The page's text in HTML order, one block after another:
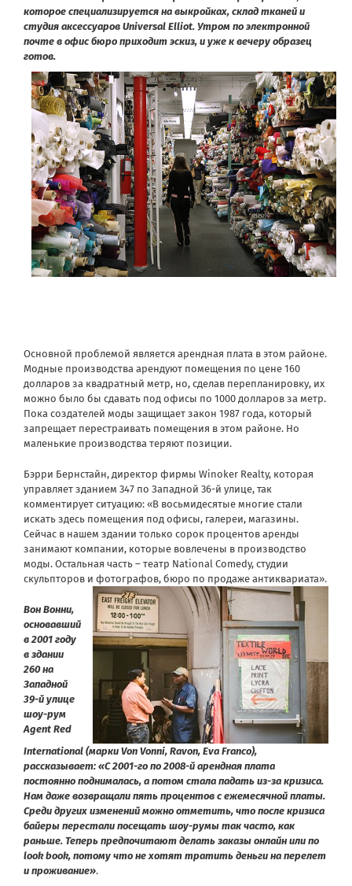
которое специализируется на выкройках, склад тканей и
студия аксессуаров Universal Elliot. Утром по электронной
почте в офис бюро приходит эскиз, и уже к вечеру образец
готов.
Основной проблемой является арендная плата в этом районе.
Модные производства арендуют помещения по цене 160
долларов за квадратный метр, но, сделав перепланировку, их
можно было бы сдавать под офисы по 1000 долларов за метр.
Пока создателей моды защищает закон 1987 года, который
запрещает перестраивать помещения в этом районе. Но
маленькие производства теряют позиции.
Бэрри Бернстайн, директор фирмы Winoker Realty, которая
управляет зданием 347 по Западной 36-й улице, так
комментирует ситуацию: «В восьмидесятые многие стали
искать здесь помещения под офисы, галереи, магазины.
Сейчас в нашем здании только сорок процентов аренды
занимают компании, которые вовлечены в производство
моды. Остальная часть – театр National Comedy, студии
скульпторов и фотографов, бюро по продаже антиквариата».
Вон Вонни,
основавший
в 2001 году
в здании
260 на
Западной
39-й улице
шоу-рум
Agent Red
International (марки Von Vonni, Ravon, Eva Franco),
рассказывает: «С 2001-го по 2008-й арендная плата
постоянно поднималась, а потом стала падать из-за кризиса.
Нам даже возвращали пять процентов с ежемесячной платы.
Среди других изменений можно отметить, что после кризиса
байеры перестали посещать шоу-румы так часто, как
раньше. Теперь предпочитают делать заказы онлайн или по
look book, потому что не хотят тратить деньги на перелет
и проживание».